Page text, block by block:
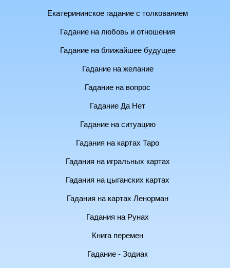
Екатерининское гадание с толкованием
Гадание на любовь и отношения
Гадание на ближайшее будущее
Гадание на желание
Гадание на вопрос
Гадание Да Нет
Гадание на ситуацию
Гадания на картах Таро
Гадания на игральных картах
Гадания на цыганских картах
Гадания на картах Ленорман
Гадания на Рунах
Книга перемен
Гадание - Зодиак